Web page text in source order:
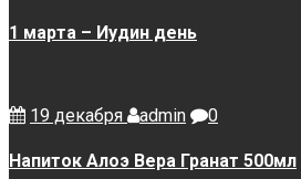
1 марта – Иудин день
19 декабря admin 0
Напиток Алоэ Вера Гранат 500мл